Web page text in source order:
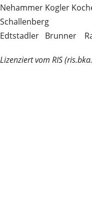
Nehammer Kogler
Schallenberg
Edtstadler Brunner
Lizenziert vom RIS